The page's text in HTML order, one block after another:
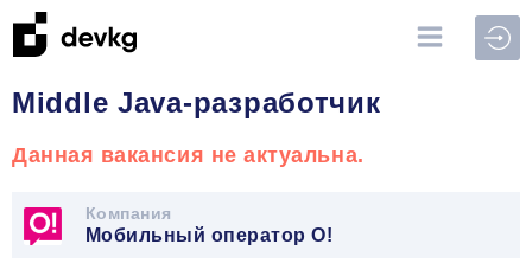
Middle Java-разработчик
Данная вакансия не актуальна.
Компания
Мобильный оператор О!